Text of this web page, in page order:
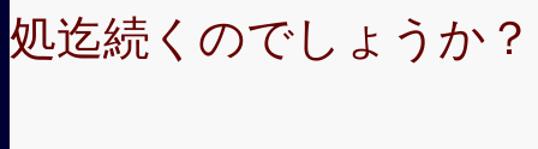
処迄続くのでしょうか